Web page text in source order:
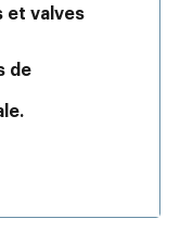
et valves
de